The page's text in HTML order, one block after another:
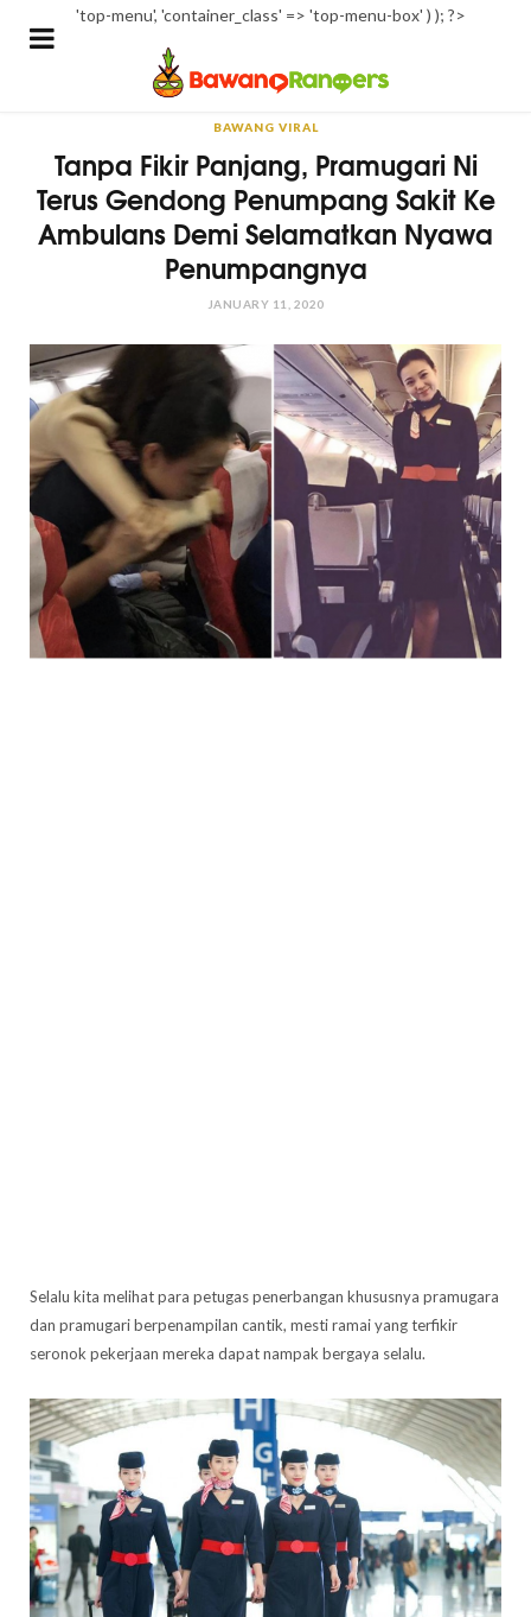
'top-menu', 'container_class' => 'top-menu-box' ) ); ?>
BAWANG VIRAL
Tanpa Fikir Panjang, Pramugari Ni
Terus Gendong Penumpang Sakit Ke
Ambulans Demi Selamatkan Nyawa
Penumpangnya
JANUARY 11, 2020
Selalu kita melihat para petugas penerbangan khususnya pramugara
dan pramugari berpenampilan cantik, mesti ramai yang terfikir
seronok pekerjaan mereka dapat nampak bergaya selalu.